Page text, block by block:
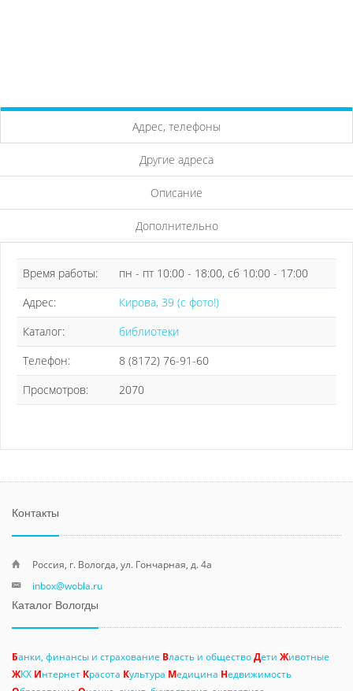
Адрес, телефоны
Другие адреса
Описание
Дополнительно
Время работы:
пн - пт 10:00 - 18:00, сб 10:00 - 17:00
Адрес:
Кирова, 39 (с фото!)
Каталог:
библиотеки
Телефон:
8 (8172) 76-91-60
Просмотров:
2070
Контакты
Россия, г. Вологда, ул. Гончарная, д. 4а
inbox@wobla.ru
Каталог Вологды
Банки, финансы и страхование Власть и обществоДети Животные
ЖКХ Интернет Красота Культура Медицина Недвижимость